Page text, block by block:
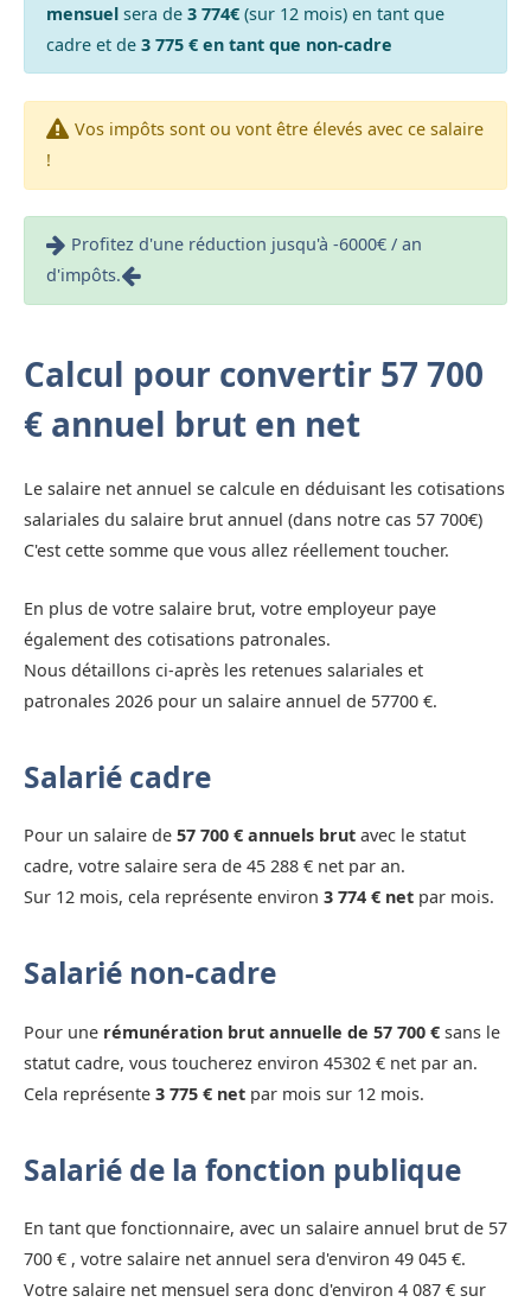
mensuelsera de 3 774€(sur 12 mois) en tant que
cadre et de 3 775 € en tant que non-cadre
Vos impôts sont ou vont être élevés avec ce salaire
!
Profitez d'une réduction jusqu'à -6000€ / an
d'impôts.
Calcul pour convertir 57 700
€ annuel brut en net
Le salaire net annuel se calcule en déduisant les cotisations
salariales du salaire brut annuel (dans notre cas 57 700€)
C'est cette somme que vous allez réellement toucher.
En plus de votre salaire brut, votre employeur paye
également des cotisations patronales.
Nous détaillons ci-après les retenues salariales et
patronales 2026 pour un salaire annuel de 57700 €.
Salarié cadre
Pour un salaire de 57 700 € annuels brut avec le statut
cadre, votre salaire sera de 45 288 € net par an.
Sur 12 mois, cela représente environ 3 774 € net par mois.
Salarié non-cadre
Pour une rémunération brut annuelle de 57 700 € sans le
statut cadre, vous toucherez environ 45302 € net par an.
Cela représente 3 775 € net par mois sur 12 mois.
Salarié de la fonction publique
En tant que fonctionnaire, avec un salaire annuel brut de 57
700 € , votre salaire net annuel sera d'environ 49 045 €.
Votre salaire net mensuel sera donc d'environ 4 087 € sur